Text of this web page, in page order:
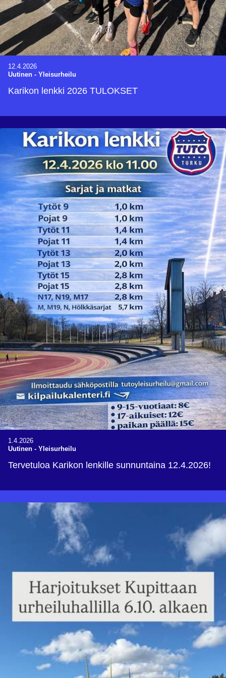
12.4.2026
Uutinen - Yleisurheilu
Karikon lenkki 2026 TULOKSET
1.4.2026
Uutinen - Yleisurheilu
Tervetuloa Karikon lenkille sunnuntaina 12.4.2026!